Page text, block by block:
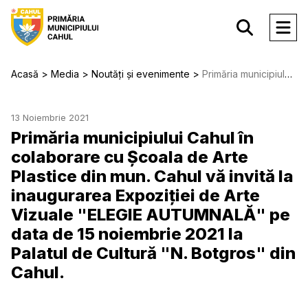
Acasă Media Noutăți și evenimente Primăria municipiului Cahul în colaborare cu Școala de Arte Plastice din mun. Cahul vă invită la inaugurarea Expoziției de Arte Vizuale "ELEGIE AUTUMNALĂ" pe data de 15 noiembrie 2021 la Palatul de Cultură "N. Botgros" din Cahul.
13 Noiembrie 2021
Primăria municipiului Cahul în
colaborare cu Școala de Arte
Plastice din mun. Cahul vă invită la
inaugurarea Expoziției de Arte
Vizuale "ELEGIE AUTUMNALĂ" pe
data de 15 noiembrie 2021 la
Palatul de Cultură "N. Botgros" din
Cahul.